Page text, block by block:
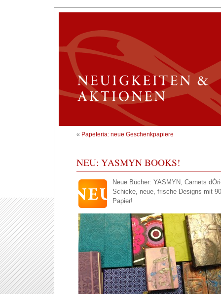
« Papeteria: neue Geschenkpapiere
NEU: YASMYN BOOKS!
Neue Bücher: YASMYN, Carnets
Schicke, neue, frische Designs mit
Papier!